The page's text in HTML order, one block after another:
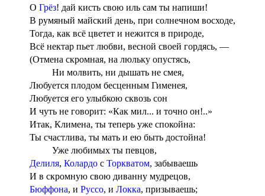
О Грёз! дай кисть свою иль сам ты напиши!
В румяный майский день, при солнечном восходе,
Тогда, как всё цветет и нежится в природе,
Всё нектар пьет любви, весной своей гордясь, —
(Отмена скромная, на люльку опустясь,
Ни молвить, ни дышать не смея,
Любуется плодом бесценным Гименея,
Любуется его улыбкою сквозь сон
И чуть не говорит: «Как мил... и точно он!..»
Итак, Климена, ты теперь уже спокойна:
Ты счастлива, ты мать и ею быть достойна!
Уже любимых ты певцов,
Делиля, Колардо с Торкватом, забываешь
И в скромную свою диванну мудрецов,
Бюффона, и Руссо, и Локка, призываешь;